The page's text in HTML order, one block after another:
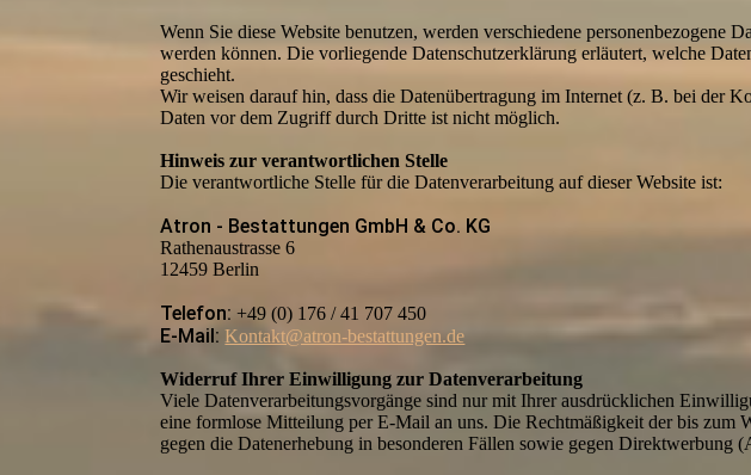
Wenn Sie diese Website benutzen, werden verschiedene personenbezogene
werden können. Die vorliegende Datenschutzerklärung erläutert, welche
geschieht.
Wir weisen darauf hin, dass die Datenübertragung im Internet (z. B. bei der
Daten vor dem Zugriff durch Dritte ist nicht möglich.
Hinweis zur verantwortlichen Stelle
Die verantwortliche Stelle für die Datenverarbeitung auf dieser Website ist:
Atron - Bestattungen GmbH & Co. KG
Rathenaustrasse 6
12459 Berlin
Telefon: +49 (0) 176 / 41 707 450
E-Mail: Kontakt@atron-bestattungen.de
Widerruf Ihrer Einwilligung zur Datenverarbeitung
Viele Datenverarbeitungsvorgänge sind nur mit Ihrer ausdrücklichen
eine formlose Mitteilung per E-Mail an uns. Die Rechtmäßigkeit der bis
gegen die Datenerhebung in besonderen Fällen sowie gegen Direktwerbung